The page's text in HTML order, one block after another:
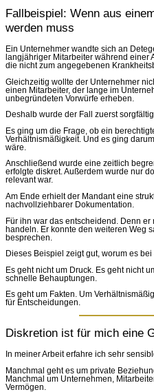
Fallbeispiel: Wenn aus
werden muss
Ein Unternehmer wandte sich an
langjähriger Mitarbeiter während einer
die nicht zum angegebenen
Gleichzeitig wollte der Unternehmer
einen Mitarbeiter, der lange im
unbegründeten Vorwürfe erheben.
Deshalb wurde der Fall zuerst
Es ging um die Frage, ob ein
Verhältnismäßigkeit. Und es ging
wäre.
Anschließend wurde eine zeitlich
erfolgte diskret. Außerdem wurde nur
relevant war.
Am Ende erhielt der Mandant eine
nachvollziehbarer Dokumentation.
Für ihn war das entscheidend. Denn er
handeln. Er konnte den weiteren Weg
besprechen.
Dieses Beispiel zeigt gut, worum es
Es geht nicht um Druck. Es geht nicht
schnelle Behauptungen.
Es geht um Fakten. Um
für Entscheidungen.
Diskretion ist für mich eine
In meiner Arbeit erfahre ich sehr
Manchmal geht es um private
Manchmal um Unternehmen,
Vermögen.